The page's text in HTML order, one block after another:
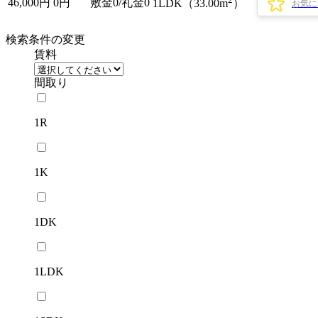
1LDK（33.00m ） お気
検索条件の変更
賃料
間取り
1R
1K
1DK
1LDK